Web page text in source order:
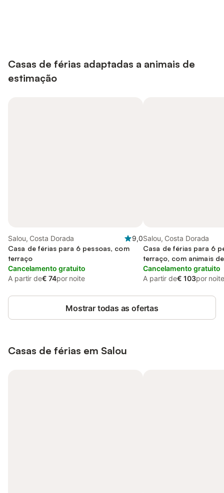
Casas de férias adaptadas a animais de
estimação
Salou, Costa Dorada
9,0
Casa de férias para 6 pessoas, com
terraço
Cancelamento gratuito
A partir de€ 74por noite
Salou, Costa Dorada
Casa de férias para 6
terraço, com animais
Cancelamento gratuito
A partir de€ 103por noite
Mostrar todas as ofertas
Casas de férias em Salou